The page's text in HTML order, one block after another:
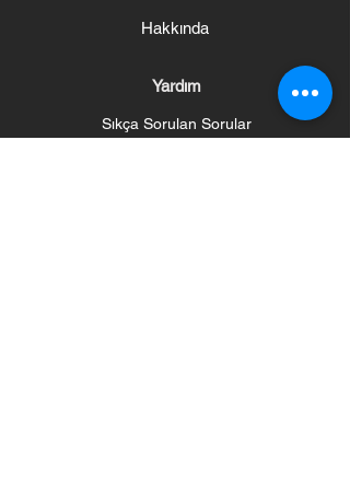
Hakkında
Yardım
Sıkça Sorulan Sorular